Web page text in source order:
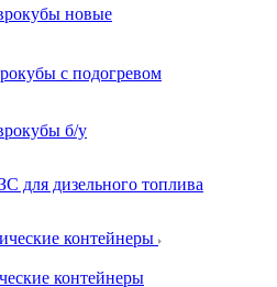
новые
с подогревом
б/у
для дизельного топлива
контейнеры
контейнеры